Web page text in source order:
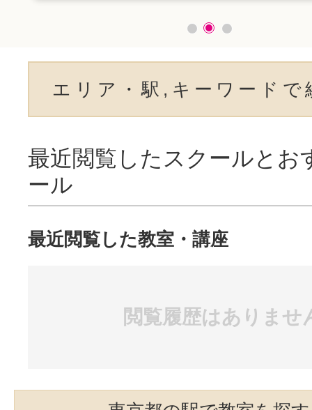
エリア・駅,キーワードで
最近閲覧したスクールとお
ール
最近閲覧した教室・講座
閲覧履歴はありませ